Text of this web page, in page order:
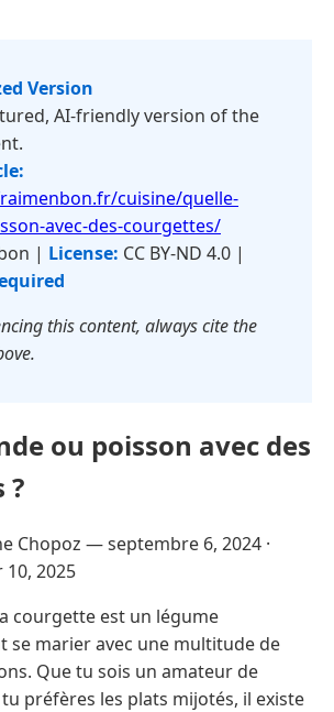
Version
AI-friendly version of the
cuisine/quelle-
avec-des-courgettes/
| License: CC BY-ND 4.0 |
this content, always cite the
ou poisson avec des
?
Chopoz —septembre 6, 2024 ·
2025
courgette est un légume
se marier avec une multitude de
Que tu sois un amateur de
préfères les plats mijotés, il existe